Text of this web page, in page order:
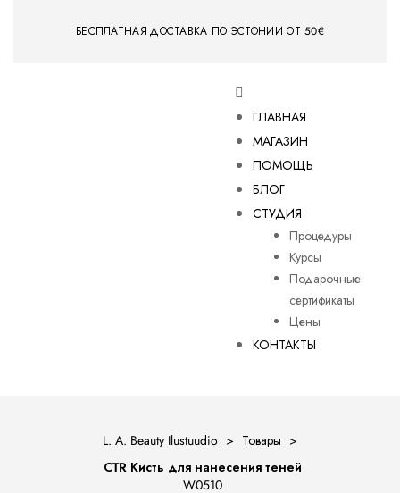
БЕСПЛАТНАЯ ДОСТАВКА ПО ЭСТОНИИ ОТ 50€
ГЛАВНАЯ
МАГАЗИН
ПОМОЩЬ
БЛОГ
СТУДИЯ
Процедуры
Курсы
Подарочные
сертификаты
Цены
КОНТАКТЫ
L. A. Beauty Ilustuudio > Товары >
СTR Кисть для нанесения теней
W0510